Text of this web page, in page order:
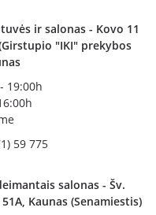
ir salonas - Kovo 11
"IKI" prekybos
19:00h
59 775
salonas - Šv.
Kaunas (Senamiestis)